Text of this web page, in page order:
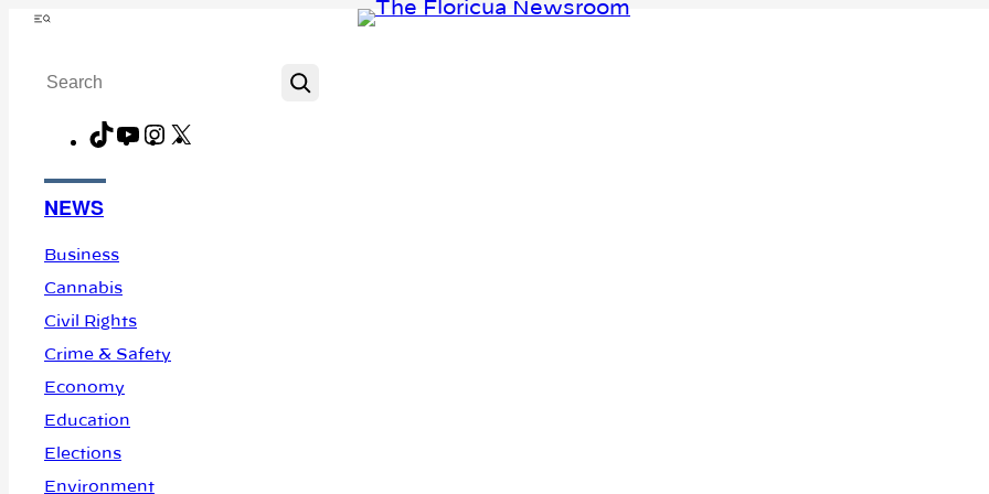
Skip
content
Menu
Search
TikTok
YouTube
Instagram
NEWS
Business
Cannabis
Civil Rights
Crime & Safety
Economy
Education
Elections
Environment